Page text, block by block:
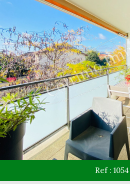
Ref : 1054